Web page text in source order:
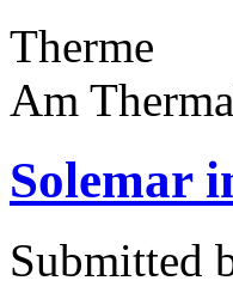
Therme
Am
Solemar
Submitted